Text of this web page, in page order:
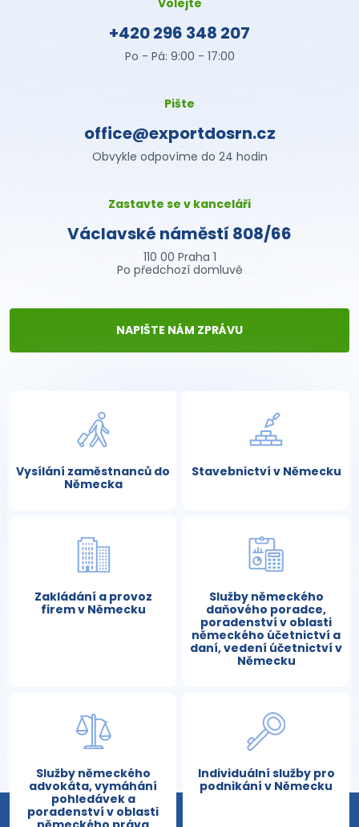
Volejte
+420 296 348 207
Po - Pá: 9:00 - 17:00
Pište
office@exportdosrn.cz
Obvykle odpovíme do 24 hodin
Zastavte se v kanceláři
Václavské náměstí 808/66
110 00 Praha 1
Po předchozí domluvě
NAPIŠTE NÁM ZPRÁVU
Vysílání zaměstnanců do
Německa
Stavebnictví v Německu
Zakládání a provoz
firem v Německu
Služby německého
daňového poradce,
poradenství v oblasti
německého účetnictví a
daní, vedení účetnictví v
Německu
Služby německého
advokáta, vymáhání
pohledávek a
poradenství v oblasti
Individuální služby pro
podnikání v Německu